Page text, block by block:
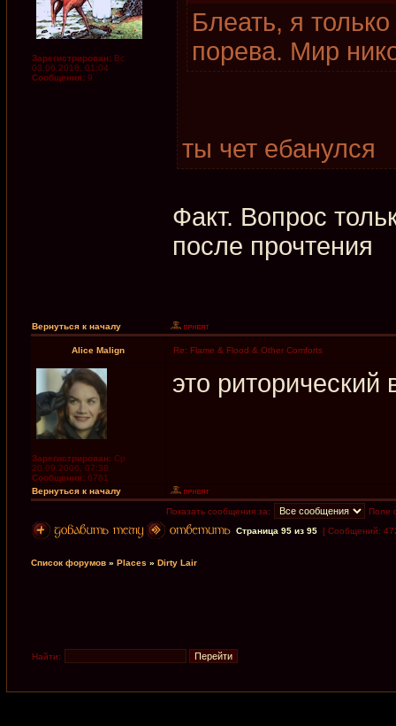
Зарегистрирован: Вс
03.06.2018, 01:04
Сообщения: 9
Блеать, я
порева. Мир
ты чет ебанулся
Факт. Вопрос
после прочтения
Вернуться к началу
Alice Malign Re: Flame & Flood & Other Comforts
Зарегистрирован: Ср
20.09.2006, 07:38
Сообщения: 6781
это риторический
Вернуться к началу
Показать сообщения за:
Поле
Страница 95 из 95 [ Сообщений:
Список форумов » Places » Dirty Lair
Найти: